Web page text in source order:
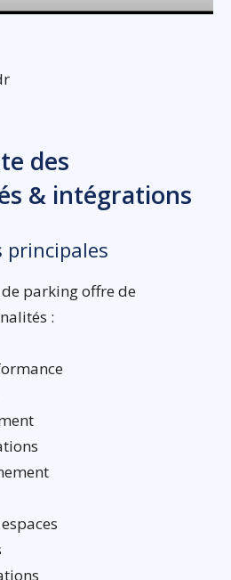
des
& intégrations
principales
parking offre de
: